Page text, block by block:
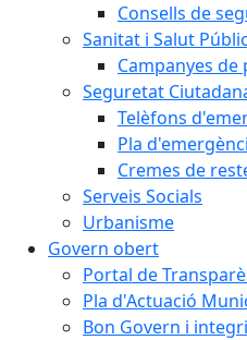
Consells de
Sanitat i Salut
Campanyes
Seguretat
Telèfons
Pla
Cremes de
Serveis Socials
Urbanisme
Govern obert
Portal de
Pla d'Actuació
Bon Govern i